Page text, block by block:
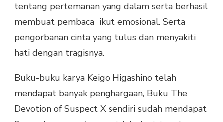
tentang pertemanan yang dalam serta berhasil
membuat pembaca ikut emosional. Serta
pengorbanan cinta yang tulus dan menyakiti
hati dengan tragisnya.
Buku-buku karya Keigo Higashino telah
mendapat banyak penghargaan, Buku The
Devotion of Suspect X sendiri sudah mendapat